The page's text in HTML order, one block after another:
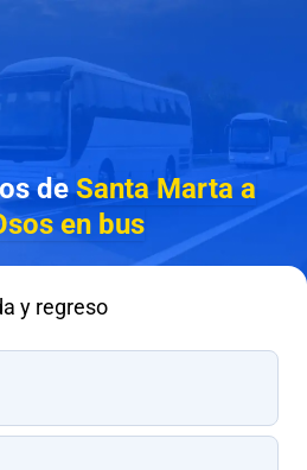
deSanta Marta a
en bus
y regreso